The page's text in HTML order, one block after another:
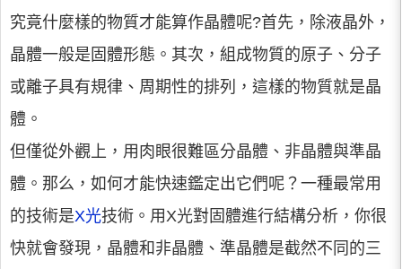
究竟什麼樣的物質才能算作晶體呢?首先，除液晶外，
晶體一般是固體形態。其次，組成物質的原子、分子
或離子具有規律、周期性的排列，這樣的物質就是晶
體。
但僅從外觀上，用肉眼很難區分晶體、非晶體與準晶
體。那么，如何才能快速鑑定出它們呢？一種最常用
的技術是X光技術。用X光對固體進行結構分析，你很
快就會發現，晶體和非晶體、準晶體是截然不同的三